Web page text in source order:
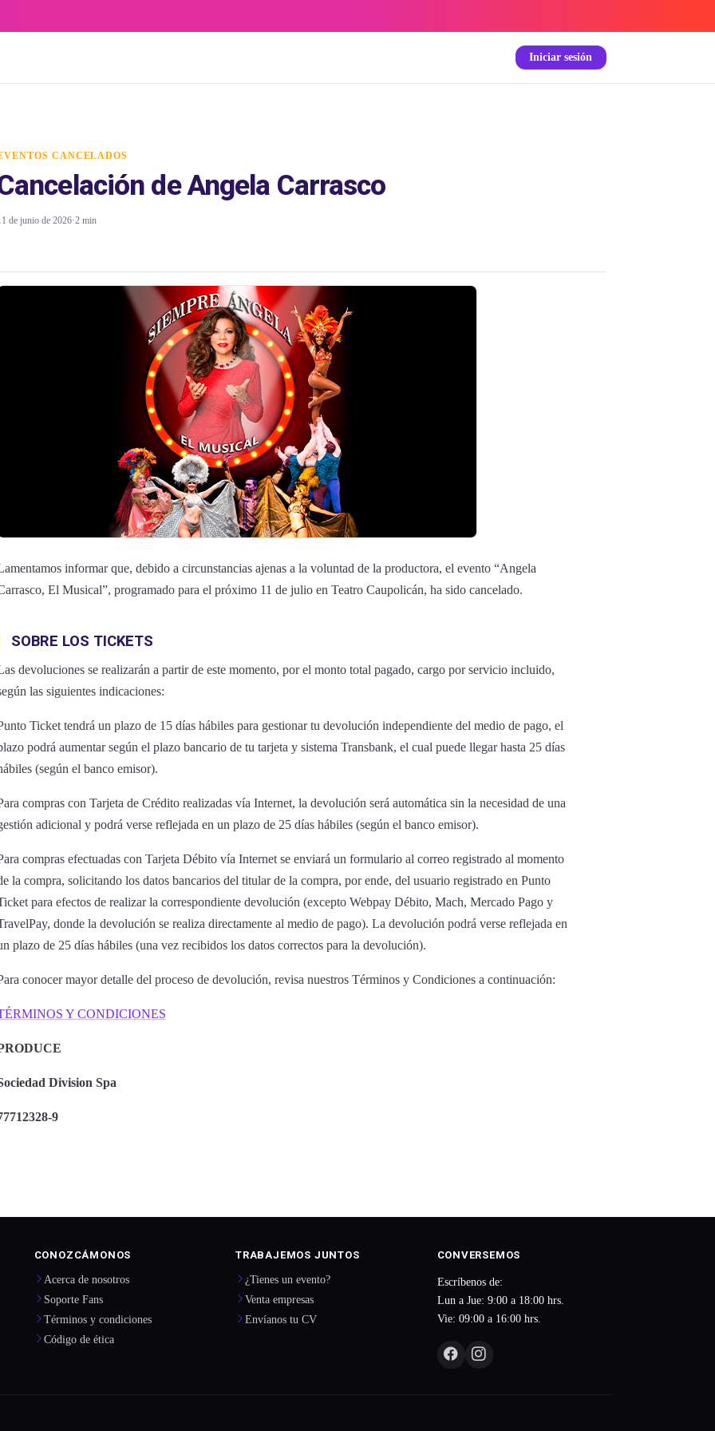
Iniciar sesión
CANCELADOS
de Angela Carrasco
de junio de 2026·2 min
informar que, debido a circunstancias ajenas a la voluntad de la productora, el evento “Angela
El Musical”, programado para el próximo 11 de julio en Teatro Caupolicán, ha sido cancelado.
SOBRE LOS TICKETS
devoluciones se realizarán a partir de este momento, por el monto total pagado, cargo por servicio incluido,
las siguientes indicaciones:
Ticket tendrá un plazo de 15 días hábiles para gestionar tu devolución independiente del medio de pago, el
podrá aumentar según el plazo bancario de tu tarjeta y sistema Transbank, el cual puede llegar hasta 25 días
(según el banco emisor).
compras con Tarjeta de Crédito realizadas vía Internet, la devolución será automática sin la necesidad de una
adicional y podrá verse reflejada en un plazo de 25 días hábiles (según el banco emisor).
compras efectuadas con Tarjeta Débito vía Internet se enviará un formulario al correo registrado al momento
la compra, solicitando los datos bancarios del titular de la compra, por ende, del usuario registrado en Punto
para efectos de realizar la correspondiente devolución (excepto Webpay Débito, Mach, Mercado Pago y
donde la devolución se realiza directamente al medio de pago). La devolución podrá verse reflejada en
plazo de 25 días hábiles (una vez recibidos los datos correctos para la devolución).
conocer mayor detalle del proceso de devolución, revisa nuestros Términos y Condiciones a continuación:
Y CONDICIONES
Division Spa
9
CONOZCÁMONOS
Acerca de nosotros
Soporte Fans
Términos y condiciones
Código de ética
TRABAJEMOS JUNTOS
¿Tienes un evento?
Venta empresas
Envíanos tu CV
CONVERSEMOS
Escríbenos de:
Lun a Jue: 9:00 a 18:00 hrs.
Vie: 09:00 a 16:00 hrs.